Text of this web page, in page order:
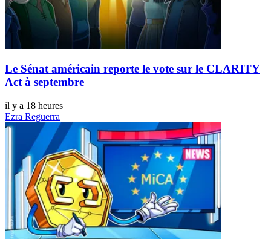
Le Sénat américain reporte le vote sur le CLARITY
Act à septembre
il y a 18 heures
Ezra Reguerra